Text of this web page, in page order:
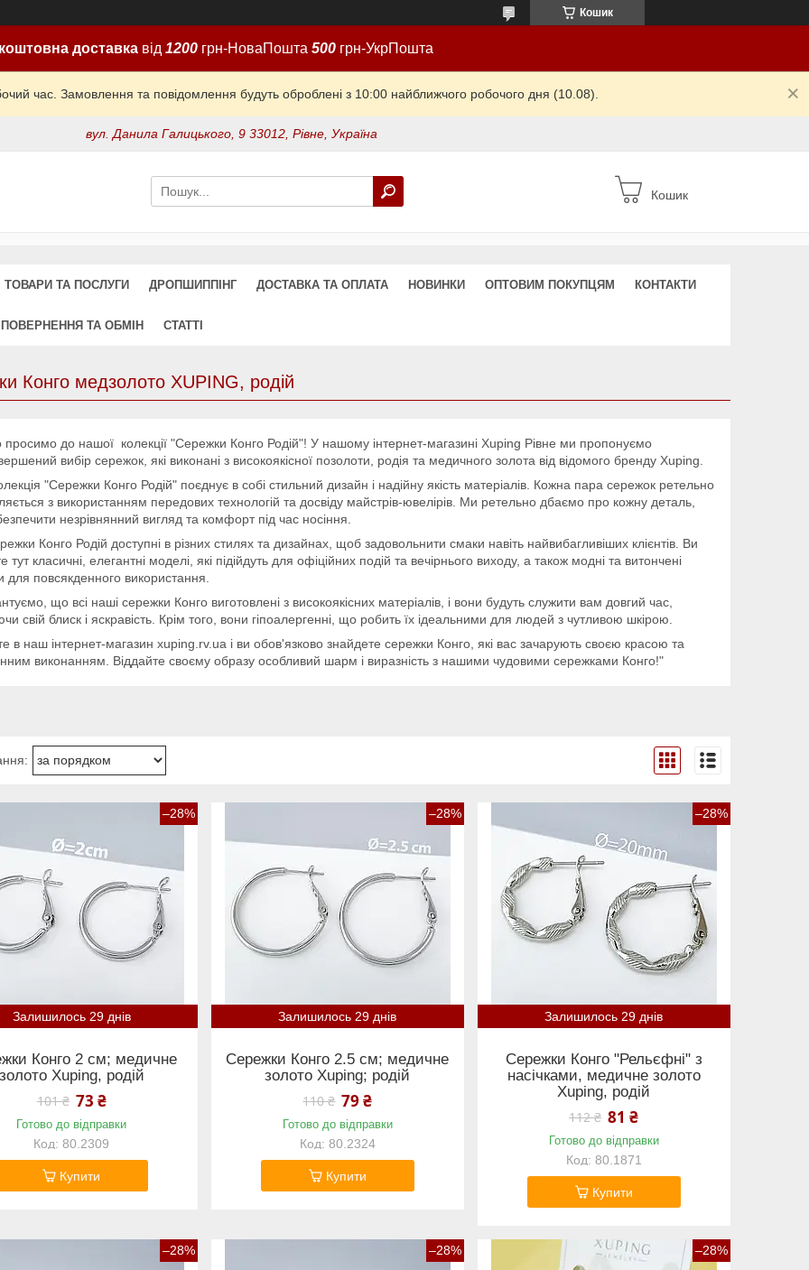
Кошик
доставкавід 1200грн-НоваПошта 500грн-УкрПошта
час. Замовлення та повідомлення будуть оброблені з 10:00 найближчого робочого дня (10.08).
вул. Данила Галицького, 9 33012, Рівне, Україна
Кошик
ТОВАРИ ТА ПОСЛУГИ ДРОПШИППІНГ ДОСТАВКА ТА ОПЛАТА НОВИНКИ ОПТОВИМ ПОКУПЦЯМ КОНТАКТИ
ПОВЕРНЕННЯ ТА ОБМІН СТАТТІ
Конго медзолото XUPING, родій
просимо до нашої колекції "Сережки Конго Родій"! У нашому інтернет-магазині Xuping Рівне ми пропонуємо
вибір сережок, які виконані з високоякісної позолоти, родія та медичного золота від відомого бренду Xuping.
"Сережки Конго Родій" поєднує в собі стильний дизайн і надійну якість матеріалів. Кожна пара сережок ретельно
з використанням передових технологій та досвіду майстрів-ювелірів. Ми ретельно дбаємо про кожну деталь,
незрівнянний вигляд та комфорт під час носіння.
Конго Родій доступні в різних стилях та дизайнах, щоб задовольнити смаки навіть найвибагливіших клієнтів. Ви
тут класичні, елегантні моделі, які підійдуть для офіційних подій та вечірнього виходу, а також модні та витончені
для повсякденного використання.
що всі наші сережки Конго виготовлені з високоякісних матеріалів, і вони будуть служити вам довгий час,
свій блиск і яскравість. Крім того, вони гіпоалергенні, що робить їх ідеальними для людей з чутливою шкірою.
в наш інтернет-магазин xuping.rv.ua і ви обов'язково знайдете сережки Конго, які вас зачарують своєю красою та
виконанням. Віддайте своєму образу особливий шарм і виразність з нашими чудовими сережками Конго!"
–28%
Залишилось 29 днів
Конго 2 см; медичне
Xuping, родій
101 ₴ 73 ₴
Готово до відправки
80.2309
Купити
–28%
Залишилось 29 днів
Сережки Конго 2.5 см; медичне
золото Xuping; родій
110 ₴ 79 ₴
Готово до відправки
80.2324
Купити
–28%
Залишилось 29 днів
Сережки Конго "Рельєфні" з
насічками, медичне золото
Xuping, родій
112 ₴ 81 ₴
Готово до відправки
80.1871
Купити
–28% –28% –28%